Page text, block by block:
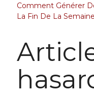
Comment Générer
La Fin De La Semaine